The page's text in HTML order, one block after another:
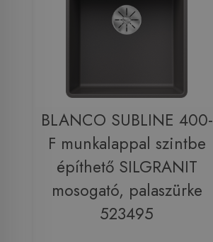
BLANCO SUBLINE 400-
F munkalappal szintbe
építhető SILGRANIT
mosogató, palaszürke
523495